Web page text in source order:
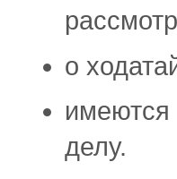
о
делу.